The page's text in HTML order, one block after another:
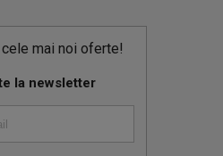
mai noi oferte!
la newsletter